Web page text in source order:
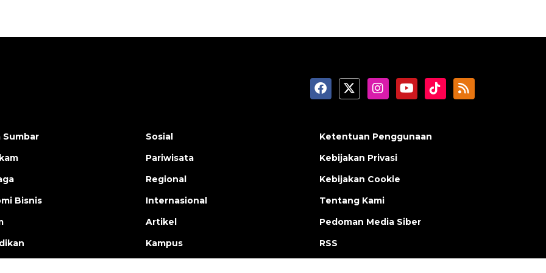
Bisnis
Sosial
Pariwisata
Regional
Internasional
Artikel
Kampus
Ketentuan Penggunaan
Kebijakan Privasi
Kebijakan Cookie
Tentang Kami
Pedoman Media Siber
RSS